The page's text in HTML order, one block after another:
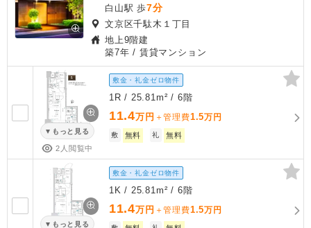
白山駅 歩7分
文京区千駄木１丁目
地上9階建
築7年 / 賃貸マンション
もっと見る
2人閲覧中
敷金・礼金ゼロ物件
1R / 25.81m² / 6階
11.4万円 ＋管理費1.5万円
敷 無料 礼 無料
もっと見る
敷金・礼金ゼロ物件
1K / 25.81m² / 6階
11.4万円 ＋管理費1.5万円